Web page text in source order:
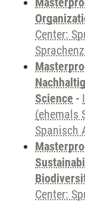
Center:
Science -
(ehemals
Spanisch
Center: